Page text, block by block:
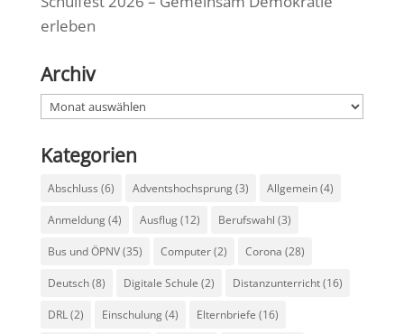
erleben
Archiv
Archiv
Kategorien
Abschluss (6) Adventshochsprung(3) Allgemein(4)
Anmeldung(4) Ausflug(12) Berufswahl (3)
Bus und ÖPNV(35) Computer(2) Corona (28)
Deutsch(8) Digitale Schule (2) Distanzunterricht(16)
DRL(2) Einschulung(4) Elternbriefe (16)